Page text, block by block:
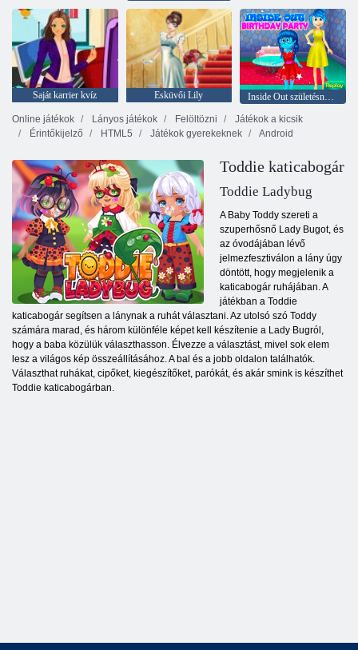
Saját karrier kvíz Esküvői Lily
Online játékok
Lányos játékok Felöltözni
Játékok a kicsik
Érintőkijelző
HTML5 Játékok gyerekeknek Android
Toddie katicabogár
Toddie Ladybug
A Baby Toddy szereti a
szuperhősnő Lady Bugot, és
az óvodájában lévő
jelmezfesztiválon a lány úgy
döntött, hogy megjelenik a
katicabogár ruhájában. A
játékban a Toddie
katicabogár segítsen a lánynak a ruhát választani. Az utolsó szó Toddy
számára marad, és három különféle képet kell készítenie a Lady Bugról,
hogy a baba közülük választhasson. Élvezze a választást, mivel sok elem
lesz a világos kép összeállításához. A bal és a jobb oldalon találhatók.
Választhat ruhákat, cipőket, kiegészítőket, parókát, és akár smink is készíthet
Toddie katicabogárban.